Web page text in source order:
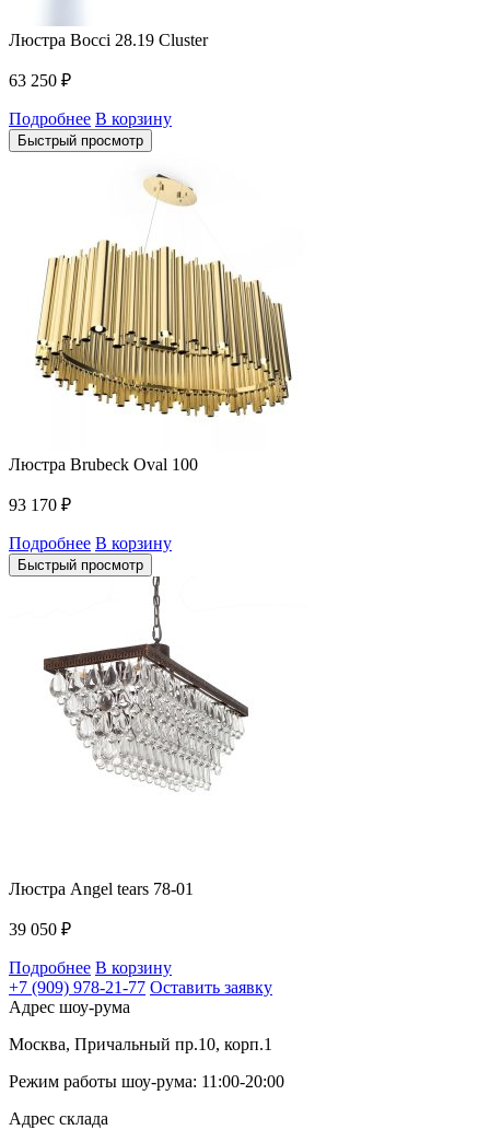
Люстра Bocci 28.19 Cluster
63 250 ₽
Подробнее В корзину
Быстрый просмотр
Люстра Brubeck Oval 100
93 170 ₽
Подробнее В корзину
Быстрый просмотр
Люстра Angel tears 78-01
39 050 ₽
Подробнее В корзину
+7 (909) 978-21-77 Оставить заявку
Адрес шоу-рума
Москва, Причальный пр.10, корп.1
Режим работы шоу-рума: 11:00-20:00
Адрес склада